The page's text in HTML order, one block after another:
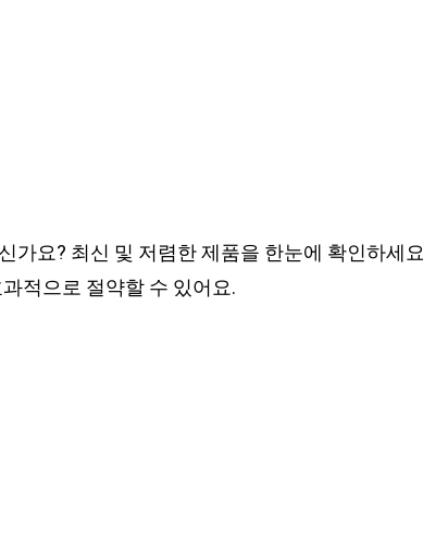
가요? 최신 및 저렴한 제품을 한눈에 확인하세
적으로 절약할 수 있어요.